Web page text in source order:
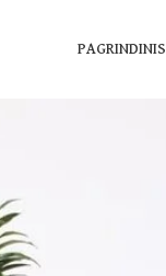
PAGRINDINIS